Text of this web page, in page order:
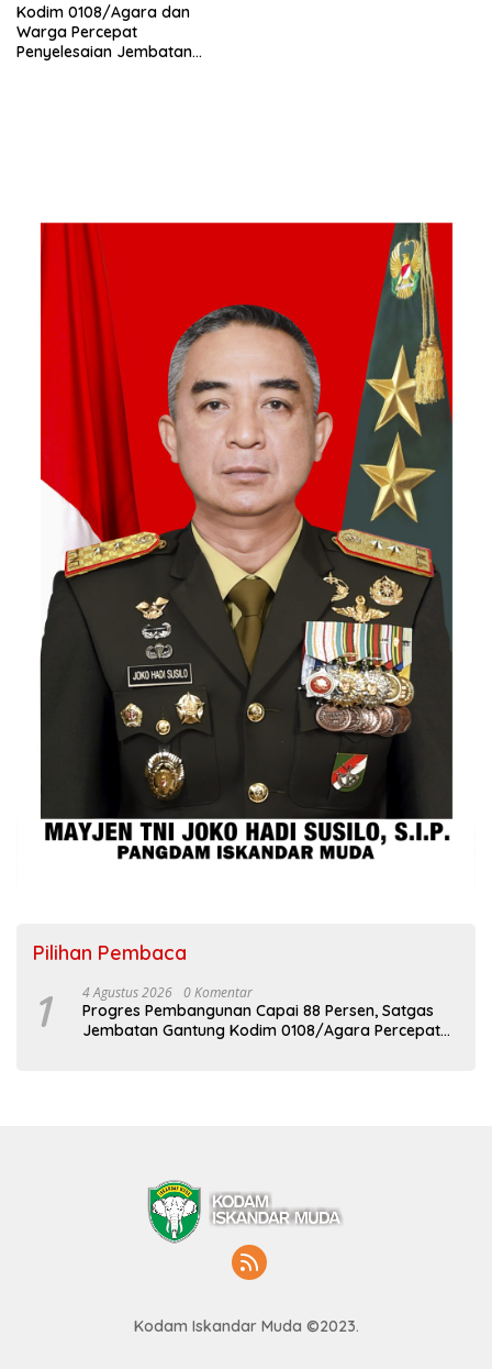
Kodim 0108/Agara dan
Warga Percepat
Penyelesaian Jembatan
Pilihan Pembaca
1 4 Agustus 2026 0 Komentar
Progres Pembangunan Capai 88 Persen, Satgas
Jembatan Gantung Kodim 0108/Agara Percepat
Kodam Iskandar Muda ©2023.